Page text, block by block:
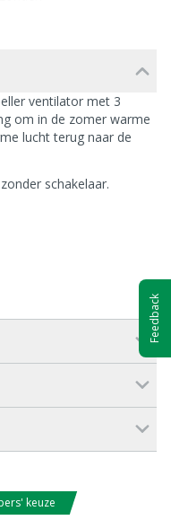
ventilator met 3
om in de zomer warme
lucht terug naar de
schakelaar.
keuze
Feedback